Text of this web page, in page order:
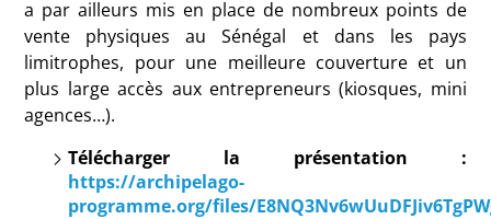
a par ailleurs mis en place de nombreux points de
vente physiques au Sénégal et dans les pays
limitrophes, pour une meilleure couverture et un
plus large accès aux entrepreneurs (kiosques, mini
agences…).
Télécharger la présentation :
https://archipelago-
programme.org/files/